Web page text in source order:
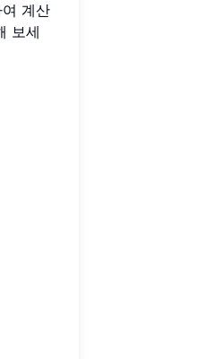
계산
보세